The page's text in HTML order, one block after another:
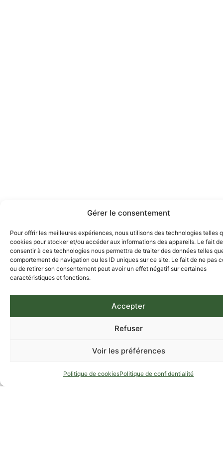
Gérer le consentement
Pour offrir les meilleures expériences, nous utilisons des technologies telles
cookies pour stocker et/ou accéder aux informations des appareils. Le fait de
consentir à ces technologies nous permettra de traiter des données telles
comportement de navigation ou les ID uniques sur ce site. Le fait de ne pas
ou de retirer son consentement peut avoir un effet négatif sur certaines
caractéristiques et fonctions.
Accepter
Refuser
Voir les préférences
Politique de cookiesPolitique de confidentialité